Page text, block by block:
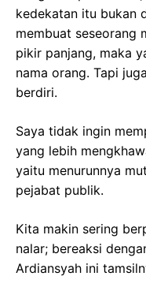
kedekatan itu bukan
membuat seseorang
pikir panjang, maka
nama orang. Tapi
berdiri.
Saya tidak ingin
yang lebih
yaitu menurunnya
pejabat publik.
Kita makin sering
nalar; bereaksi
Ardiansyah ini